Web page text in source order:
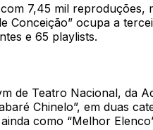
7,45 mil reproduções,
Conceição” ocupa a
e 65 playlists.
de Teatro Nacional, da
Chinelo”, em duas
como “Melhor